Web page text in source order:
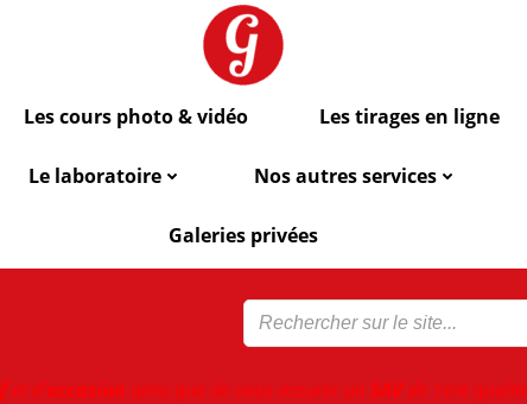
Les cours photo & vidéo Les tirages en ligne
Le laboratoire Nos autres services
Galeries privées
et d'occasion ainsi que de vous assurer un SAVde 1ere